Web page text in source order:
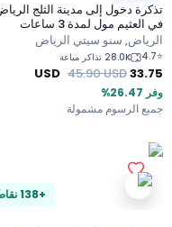
دخول إلى مدينة الثلج الرياض
مول لمدة 3 ساعات
سنو سيتي الرياض
28.0K تذاكر مباعة
USD 45.90 USD
الرسوم مشمولة